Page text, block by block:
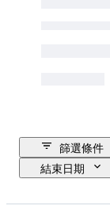
篩選條件
結束日期